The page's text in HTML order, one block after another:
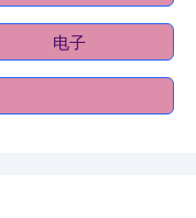
电子